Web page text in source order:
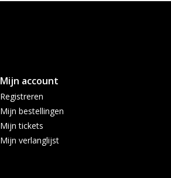
Mijn account
Registreren
Mijn bestellingen
Mijn tickets
Mijn verlanglijst